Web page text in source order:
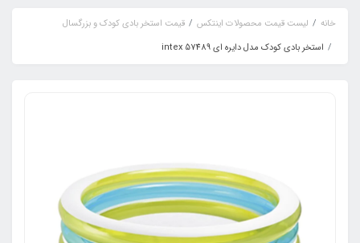
خانه لیست قیمت محصولات اینتکس
قیمت استخر بادی کودک و بزرگسال
استخر بادی کودک مدل دایره ای intex 57489